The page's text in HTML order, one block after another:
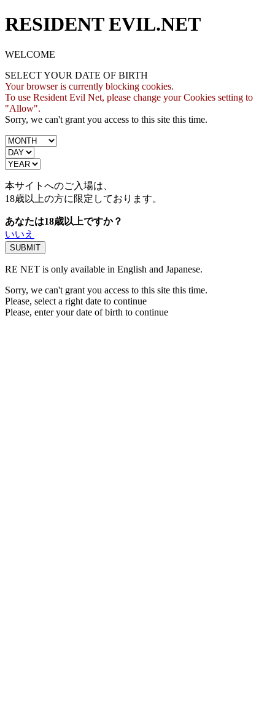
RESIDENT EVIL.NET
WELCOME
SELECT YOUR DATE OF BIRTH
Your browser is currently blocking cookies.
To use Resident Evil Net, please change your Cookies setting to
"Allow".
Sorry, we can't grant you access to this site this time.
本サイトへのご入場は、
18歳以上の方に限定しております。
あなたは18歳以上ですか？
いいえ
RE NET is only available in English and Japanese.
Sorry, we can't grant you access to this site this time.
Please, select a right date to continue
Please, enter your date of birth to continue